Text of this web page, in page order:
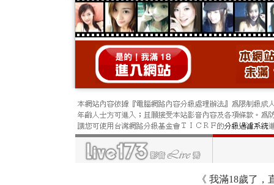
《 我滿18歲了，